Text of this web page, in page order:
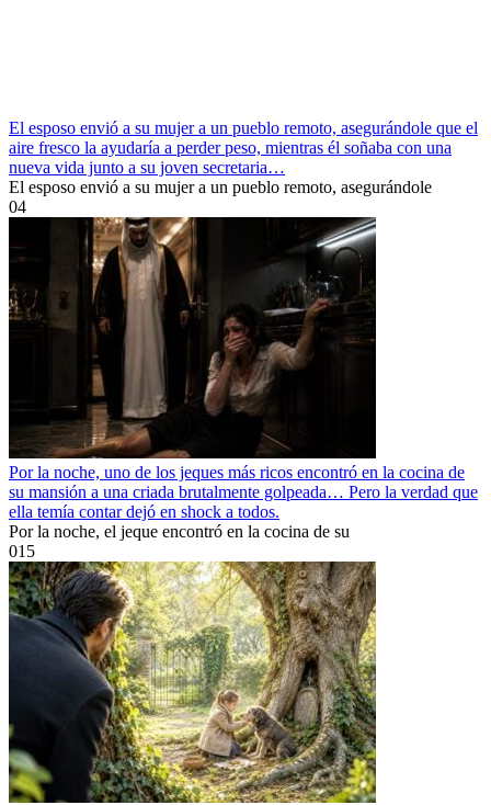
El esposo envió a su mujer a un pueblo remoto, asegurándole que el
aire fresco la ayudaría a perder peso, mientras él soñaba con una
nueva vida junto a su joven secretaria…
El esposo envió a su mujer a un pueblo remoto, asegurándole
04
Por la noche, uno de los jeques más ricos encontró en la cocina de
su mansión a una criada brutalmente golpeada… Pero la verdad que
ella temía contar dejó en shock a todos.
Por la noche, el jeque encontró en la cocina de su
015